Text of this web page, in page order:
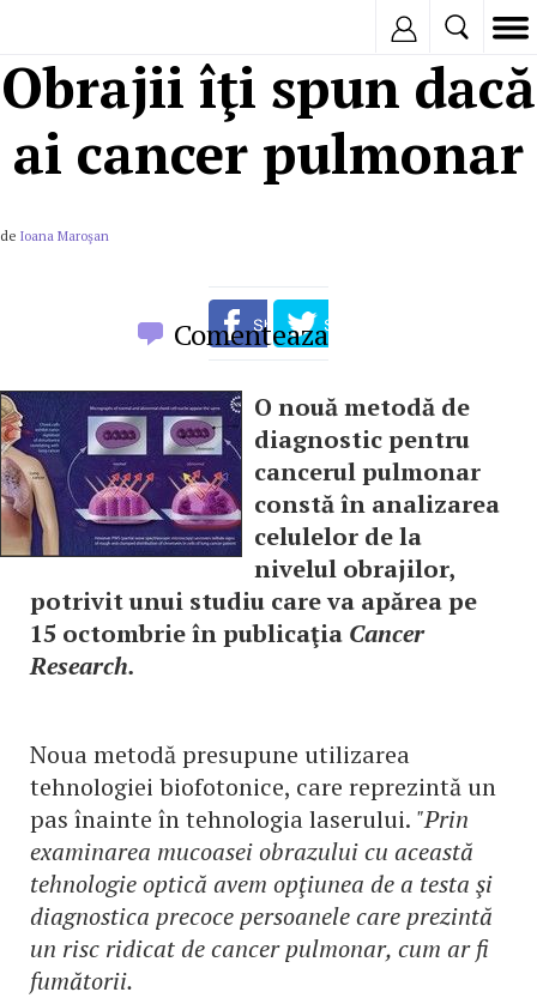
Obrajii îţi spun dacă
ai cancer pulmonar
de Ioana Maroşan
Comenteaza
O nouă metodă de
diagnostic pentru
cancerul pulmonar
constă în analizarea
celulelor de la
nivelul obrajilor,
potrivit unui studiu care va apărea pe
15 octombrie în publicaţia Cancer
Research.
Noua metodă presupune utilizarea
tehnologiei biofotonice, care reprezintă un
pas înainte în tehnologia laserului. "Prin
examinarea mucoasei obrazului cu această
tehnologie optică avem opţiunea de a testa şi
diagnostica precoce persoanele care prezintă
un risc ridicat de cancer pulmonar, cum ar fi
fumătorii.